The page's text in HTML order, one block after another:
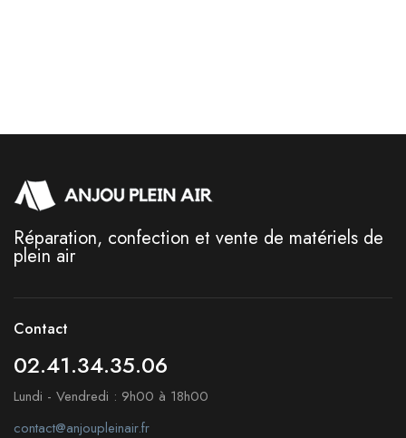
Réparation, confection et vente de matériels de
plein air
Contact
02.41.34.35.06
Lundi - Vendredi : 9h00 à 18h00
contact@anjoupleinair.fr